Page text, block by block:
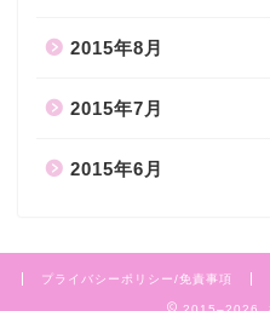
2015年8月
2015年7月
2015年6月
プライバシーポリシー/免責事項